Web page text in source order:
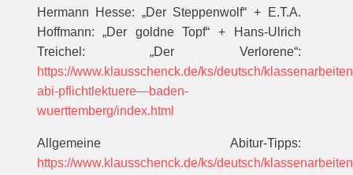
Hermann Hesse: „Der Steppenwolf“ + E.T.A.
Hoffmann: „Der goldne Topf“ + Hans-Ulrich
Treichel: „Der Verlorene“:
https://www.klausschenck.de/ks/deutsch/
abi-pflichtlektuere—baden-
wuerttemberg/index.html
Allgemeine Abitur-Tipps:
https://www.klausschenck.de/ks/deutsch/